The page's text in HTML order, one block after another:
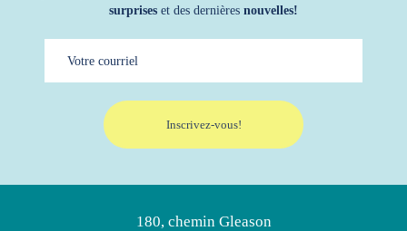
surprises et des dernières nouvelles!
180, chemin Gleason